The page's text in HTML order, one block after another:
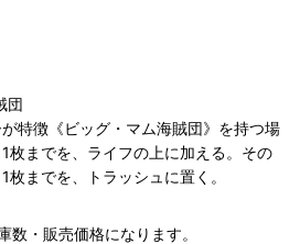
団
が特徴《ビッグ・マム海賊団》を持つ場
枚までを、ライフの上に加える。その
までを、トラッシュに置く。
数・販売価格になります。